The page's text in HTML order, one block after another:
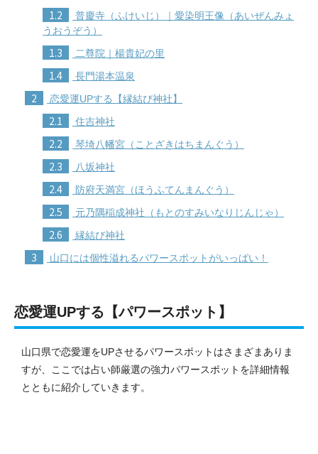
1.2
普慶寺（ふけいじ）｜愛染明王像（あいぜんみょ
うおうぞう）
1.3 二尊院｜楊貴妃の里
1.4 長門湯本温泉
2 恋愛運UPする【縁結び神社】
2.1 住吉神社
2.2 琴埼八幡宮（ことざきはちまんぐう）
2.3 八坂神社
2.4 防府天満宮（ほうふてんまんぐう）
2.5 元乃隅稲成神社（もとのすみいなりじんじゃ）
2.6 縁結び神社
3 山口には個性溢れるパワースポットがいっぱい！
恋愛運UPする【パワースポット】
山口県で恋愛運をUPさせるパワースポットはさまざまありま
すが、ここでは占い師厳選の強力パワースポットを詳細情報
とともに紹介していきます。